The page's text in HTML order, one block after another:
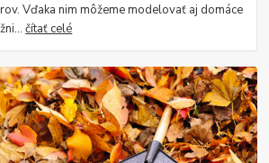
Vďaka nim môžeme modelovať aj domáce
čítať celé